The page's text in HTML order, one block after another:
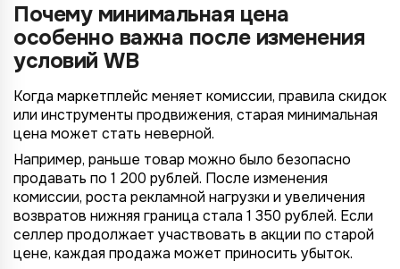
Почему минимальная цена
особенно важна после изменения
условий WB
Когда маркетплейс меняет комиссии, правила скидок
или инструменты продвижения, старая минимальная
цена может стать неверной.
Например, раньше товар можно было безопасно
продавать по 1 200 рублей. После изменения
комиссии, роста рекламной нагрузки и увеличения
возвратов нижняя граница стала 1 350 рублей. Если
селлер продолжает участвовать в акции по старой
цене, каждая продажа может приносить убыток.